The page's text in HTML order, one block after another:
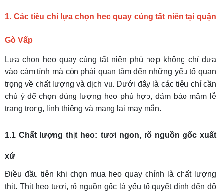
1. Các tiêu chí lựa chọn heo quay cúng tất niên tại quận
Gò Vấp
Lựa chọn heo quay cúng tất niên phù hợp không chỉ dựa
vào cảm tính mà còn phải quan tâm đến những yếu tố quan
trọng về chất lượng và dịch vụ. Dưới đây là các tiêu chí cần
chú ý để chọn đúng lượng heo phù hợp, đảm bảo mâm lễ
trang trọng, linh thiêng và mang lại may mắn.
1.1 Chất lượng thịt heo: tươi ngon, rõ nguồn gốc xuất
xứ
Điều đầu tiên khi chọn mua heo quay chính là chất lượng
thịt. Thịt heo tươi, rõ nguồn gốc là yếu tố quyết định đến độ